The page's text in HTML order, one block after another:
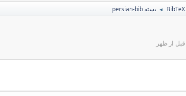
◄ بسته persian-bib